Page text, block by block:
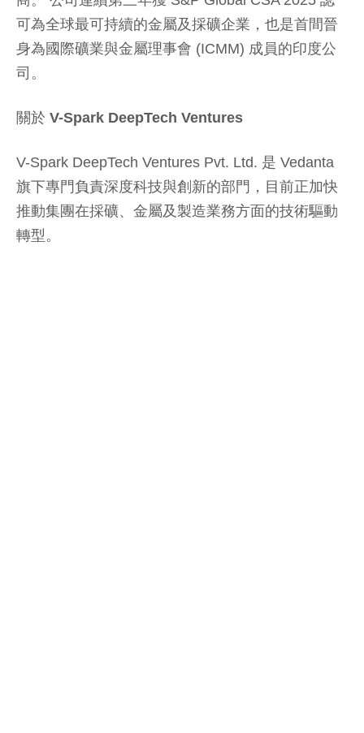
可為全球最可持續的金屬及採礦企業，也是首間晉
身為國際礦業與金屬理事會 (ICMM) 成員的印度公
司。
關於 V-Spark DeepTech Ventures
V-Spark DeepTech Ventures Pvt. Ltd. 是 Vedanta
旗下專門負責深度科技與創新的部門，目前正加快
推動集團在採礦、金屬及製造業務方面的技術驅動
轉型。